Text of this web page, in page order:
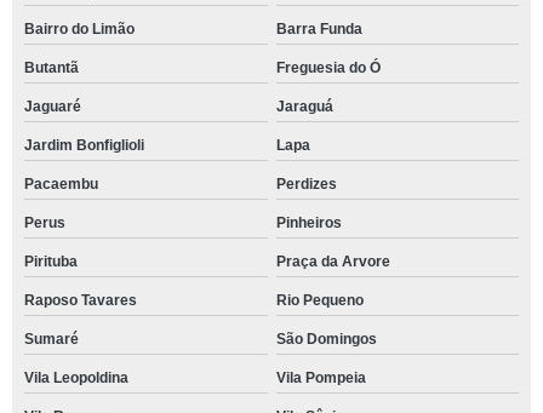
Bairro do Limão Barra Funda
Butantã Freguesia do Ó
Jaguaré Jaraguá
Jardim Bonfiglioli Lapa
Pacaembu Perdizes
Perus Pinheiros
Pirituba Praça da Arvore
Raposo Tavares Rio Pequeno
Sumaré São Domingos
Vila Leopoldina Vila Pompeia